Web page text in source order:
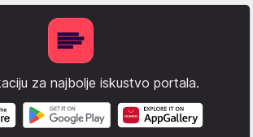
za najbolje iskustvo portala.